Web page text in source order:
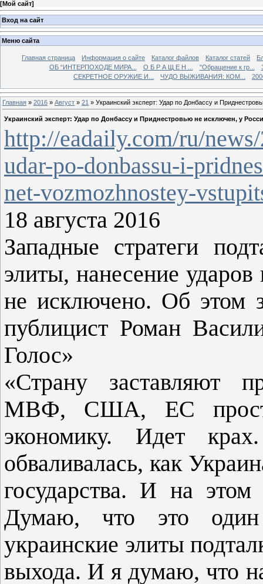
[Мой сайт]
Вход на сайт
Меню сайта
Главная страница Информация о сайте Каталог файлов Каталог статей
ОБ “ИНТЕРПОХОДЕ МИРА...
О Б Р А Щ Е Н ... "Обращение к гр...
СЕКРЕТНОЕ ОРУЖИЕ И...
ЧУДО ВЫЖИВАНИЯ: КОМ...
Главная » 2016 » Август » 21 » Украинский эксперт: Удар по Донбассу и
Украинский эксперт: Удар по Донбассу и Приднестровью не исключен, у
http://eadaily.com/ru/
udar-po-donbassu-i-
net-vozmozhnostey-
18 августа 2016
Западные стратеги
элиты, нанесение
не исключено. Об этом
публицист Роман
Голос»
«Страну заставляют
МВФ, США, ЕС просто
экономику. Идет
обваливалась, как
государства. И на
Думаю, что это один
украинские элиты
выхода. И я думаю, что